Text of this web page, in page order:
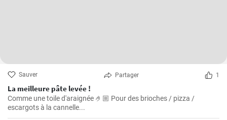
Sauver Partager 1
La meilleure pâte levée !
Comme une toile d'araignée 🤌🏼 Pour des brioches / pizza /
escargots à la cannelle...